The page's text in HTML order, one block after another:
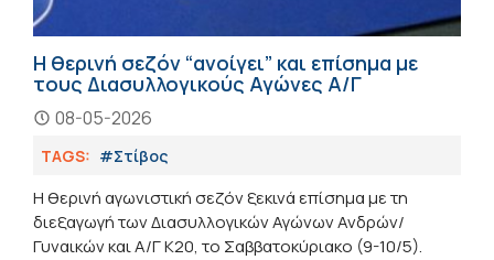
Η θερινή σεζόν “ανοίγει” και επίσημα με
τους Διασυλλογικούς Αγώνες Α/Γ
08-05-2026
TAGS: #Στίβος
Η θερινή αγωνιστική σεζόν ξεκινά επίσημα με τη
διεξαγωγή των Διασυλλογικών Αγώνων Ανδρών/
Γυναικών και Α/Γ Κ20, το Σαββατοκύριακο (9-10/5).